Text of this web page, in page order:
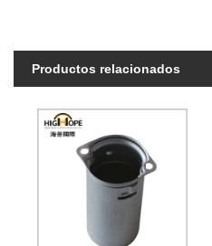
Productos relacionados